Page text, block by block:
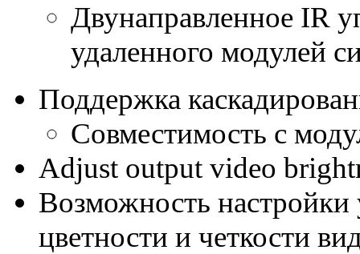
Двунаправленное IR
удаленного модулей
Поддержка
Совместимость с
Adjust output video
Возможность настройки
цветности и четкости